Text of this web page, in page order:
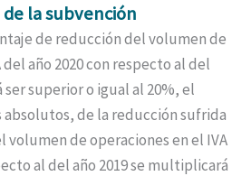
la subvención
de reducción del volumen de
año 2020 con respecto al del
ser superior o igual al 20%, el
de la reducción sufrida
de operaciones en el IVA
al del año 2019 se multiplicará